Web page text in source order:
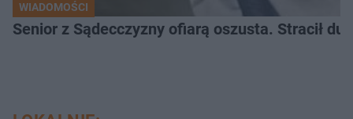
WIADOMOŚCI
Senior z Sądecczyzny ofiarą oszusta. Stracił